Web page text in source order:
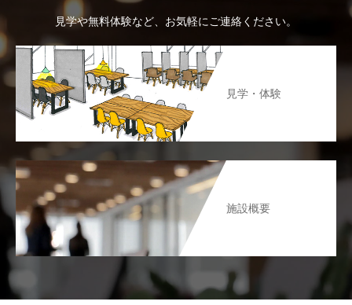
見学や無料体験など、お気軽にご連絡ください。
見学・体験
施設概要